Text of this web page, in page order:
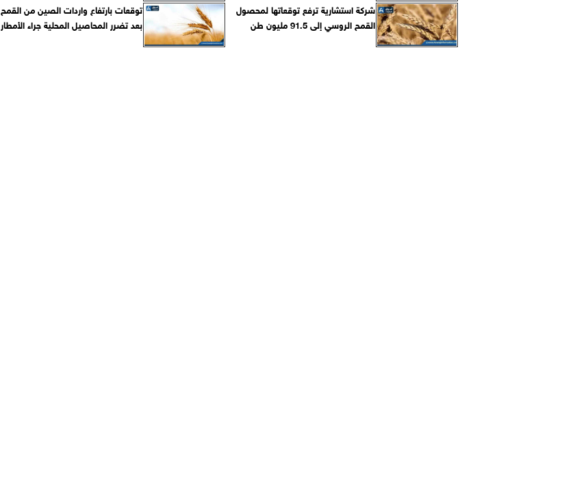
شركة استشارية ترفع توقعاتها لمحصول
القمح الروسي إلى 91.5 مليون طن
توقعات بارتفاع واردات الصين من القمح
بعد تضرر المحاصيل المحلية جراء الأمطار